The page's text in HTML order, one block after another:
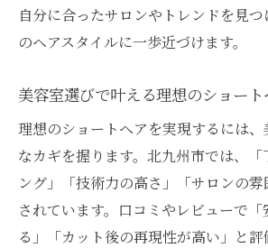
自分に合ったサロンやトレンドを見
のヘアスタイルに一歩近づけます。
美容室選びで叶える理想のショート
理想のショートヘアを実現するには
なカギを握ります。北九州市では、「
ング」「技術力の高さ」「サロンの
されています。口コミやレビューで
る」「カット後の再現性が高い」と